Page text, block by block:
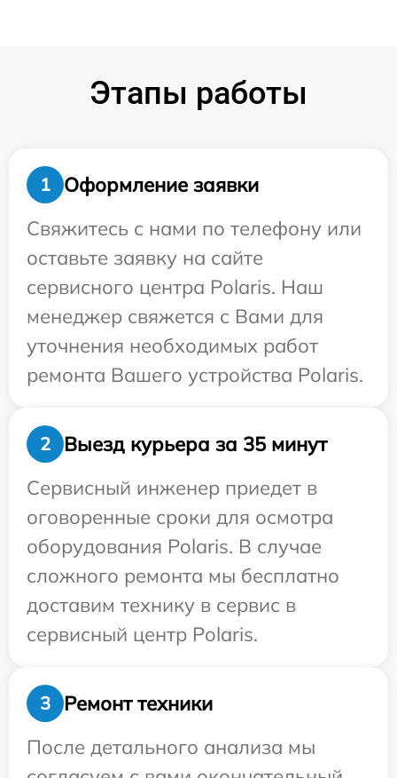
Этапы работы
1
Оформление заявки
Свяжитесь с нами по телефону или
оставьте заявку на сайте
сервисного центра Polaris. Наш
менеджер свяжется с Вами для
уточнения необходимых работ
ремонта Вашего устройства Polaris.
2
Выезд курьера за 35 минут
Сервисный инженер приедет в
оговоренные сроки для осмотра
оборудования Polaris. В случае
сложного ремонта мы бесплатно
доставим технику в сервис в
сервисный центр Polaris.
3
Ремонт техники
После детального анализа мы